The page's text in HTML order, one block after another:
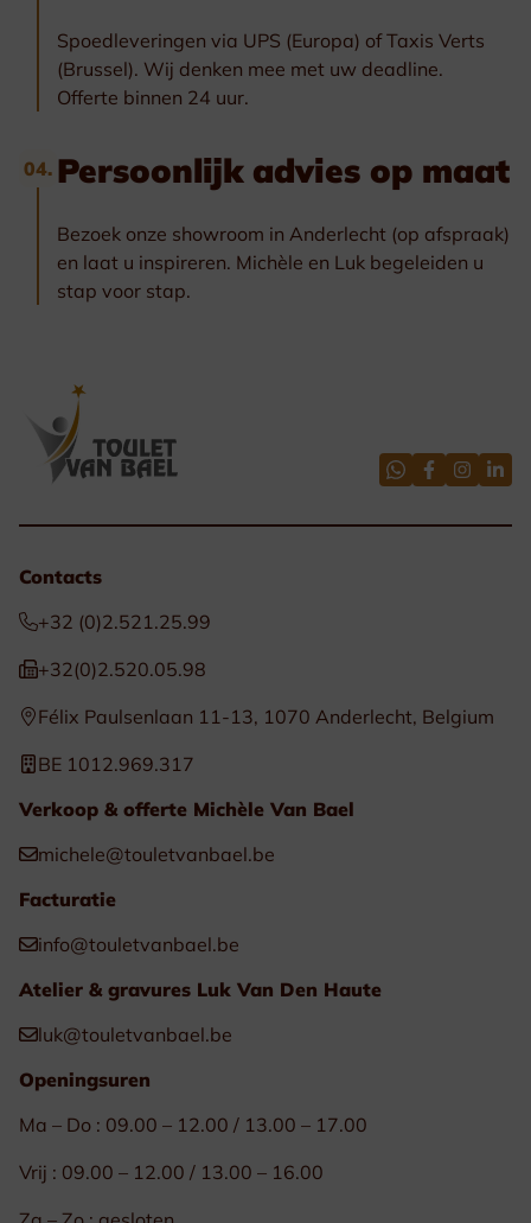
Spoedleveringen via UPS (Europa) of Taxis Verts
(Brussel). Wij denken mee met uw deadline.
Offerte binnen 24 uur.
04. Persoonlijk advies op maat
Bezoek onze showroom in Anderlecht (op afspraak)
en laat u inspireren. Michèle en Luk begeleiden u
stap voor stap.
Contacts
+32 (0)2.521.25.99
+32(0)2.520.05.98
Félix Paulsenlaan 11-13, 1070 Anderlecht, Belgium
BE 1012.969.317
Verkoop & offerte Michèle Van Bael
michele@touletvanbael.be
Facturatie
info@touletvanbael.be
Atelier & gravures Luk Van Den Haute
luk@touletvanbael.be
Openingsuren
Ma – Do : 09.00 – 12.00 / 13.00 – 17.00
Vrij : 09.00 – 12.00 / 13.00 – 16.00